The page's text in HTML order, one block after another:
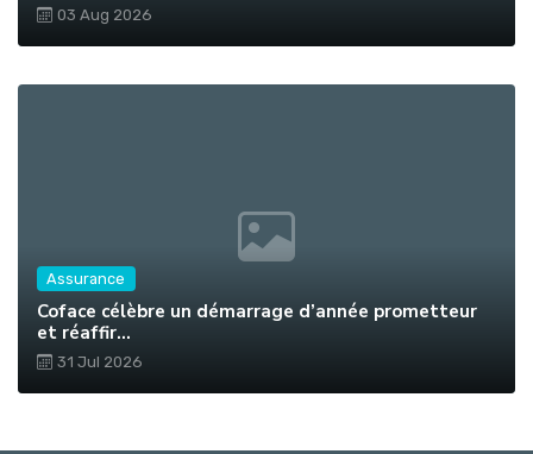
03 Aug 2026
Assurance
Coface célèbre un démarrage d’année prometteur
et réaffir...
31 Jul 2026